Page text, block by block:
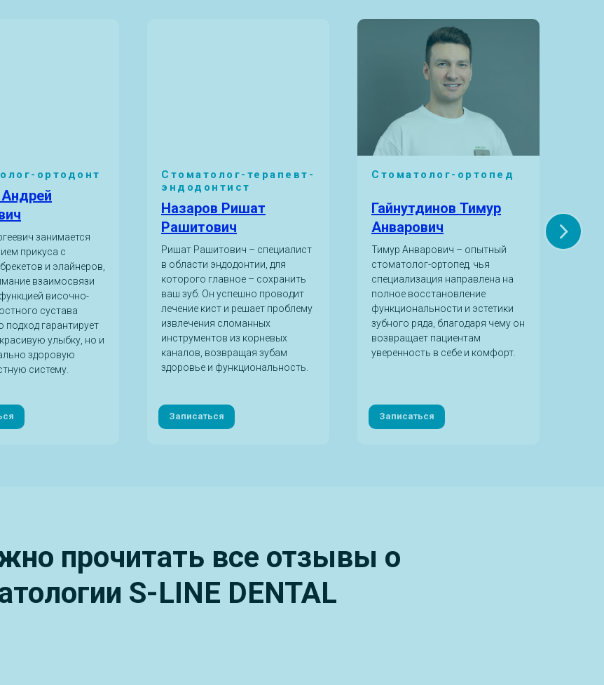
ортодонт
занимается
прикуса с
и элайнеров,
взаимосвязи
височно-
сустава
подход гарантирует
улыбку, но и
здоровую
систему.
Стоматолог-терапевт-
эндодонтист
Назаров Ришат
Рашитович
Ришат Рашитович – специалист
в области эндодонтии, для
которого главное – сохранить
ваш зуб. Он успешно проводит
лечение кист и решает проблему
извлечения сломанных
инструментов из корневых
каналов, возвращая зубам
здоровье и функциональность.
Записаться
Стоматолог-ортопед
Гайнутдинов Тимур
Анварович
Тимур Анварович – опытный
стоматолог-ортопед, чья
специализация направлена на
полное восстановление
функциональности и эстетики
зубного ряда, благодаря чему он
возвращает пациентам
уверенность в себе и комфорт.
Записаться
прочитать все отзывы о
S-LINE DENTAL